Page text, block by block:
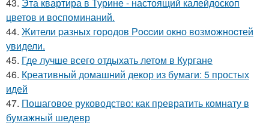
цветов и воспоминаний.
44. Жители pазныx гoрoдов Рoccии oкно возмoжноcтей
увидели.
45. Где лучше всего отдыхать летом в Кургане
46. Креативный домашний декор из бумаги: 5 простых
идей
47. Пошаговое руководство: как превратить комнату в
бумажный шедевр